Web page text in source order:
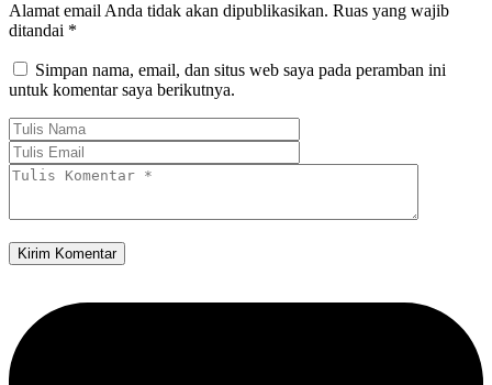
Alamat email Anda tidak akan dipublikasikan. Ruas yang wajib
ditandai *
Simpan nama, email, dan situs web saya pada peramban ini
untuk komentar saya berikutnya.